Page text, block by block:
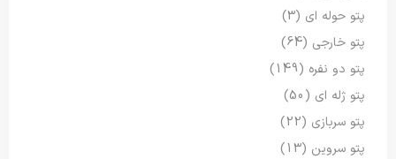
پتو حوله ای (3)
پتو خارجی (64)
پتو دو نفره (149)
پتو ژله ای (50)
پتو سربازی (22)
پتو سروین (13)